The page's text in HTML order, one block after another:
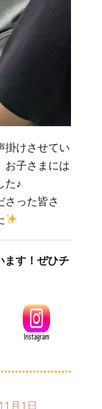
掛けさせてい
お子さまには
た♪
さった皆さ
ます！ぜひチ
月1日